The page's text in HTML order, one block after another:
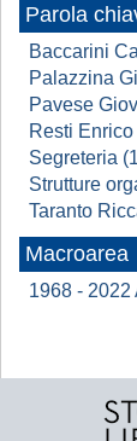
Parola
Baccarini
Palazzina
Pavese
Resti Enrico
Segreteria
Strutture
Taranto
Macroarea
1968 - 2022